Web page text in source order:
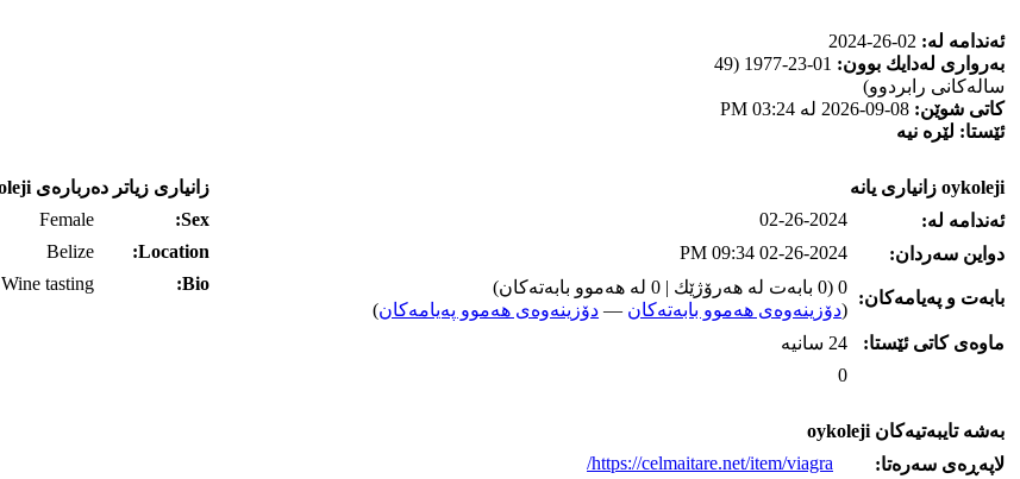
ئه‌ندامه‌ له‌:
به‌رواری له‌دایك بوون:
01-23-1977 (49
ساله‌كانی رابردوو)
كاتی شوێن:
ئێستا: لێره‌ نیه‌
oykoleji زانیاری یانه‌
ئه‌ندامه‌ له‌:
02-26-2024
دواین سه‌ردان:
02-26-2024 09:34 PM
بابه‌ت و په‌یامه‌کان:
0 (0 بابه‌ت له‌ هه‌رۆژێك | 0 له‌ هه‌موو بابه‌ته‌كان)
(دۆزینه‌وه‌ی هه‌موو بابه‌ته‌کان — دۆزینه‌وه‌ی هه‌موو په‌یامه‌کان)
ماوه‌ی كاتی ئێستا:
24 سانیه‌
0
به‌شه‌ تایبه‌تیه‌کان oykoleji
لاپه‌ڕه‌ی سه‌ره‌تا:
https://celmaitare.net/item/viagra/
زانیاری زیاتر ده‌رباره‌ی oykoleji
Sex:
Female
Location:
Belize
Bio:
Wine tasting